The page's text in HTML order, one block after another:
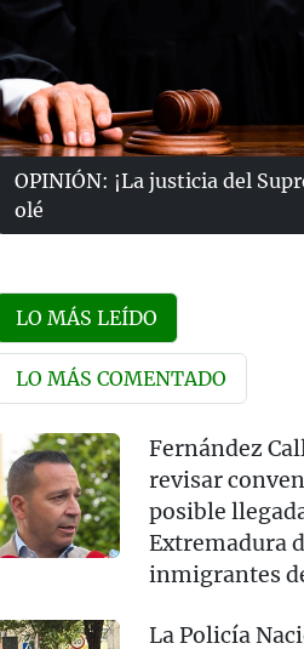
OPINIÓN: ¡La justicia del
olé
LO MÁS LEÍDO
LO MÁS COMENTADO
Fernández
revisar
posible
Extremadura
inmigrantes
La Policía